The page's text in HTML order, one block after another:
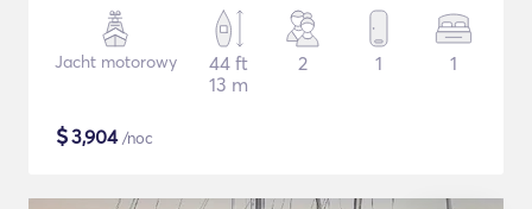
Jacht motorowy
44 ft
13 m
2 1 1
$3,904/noc